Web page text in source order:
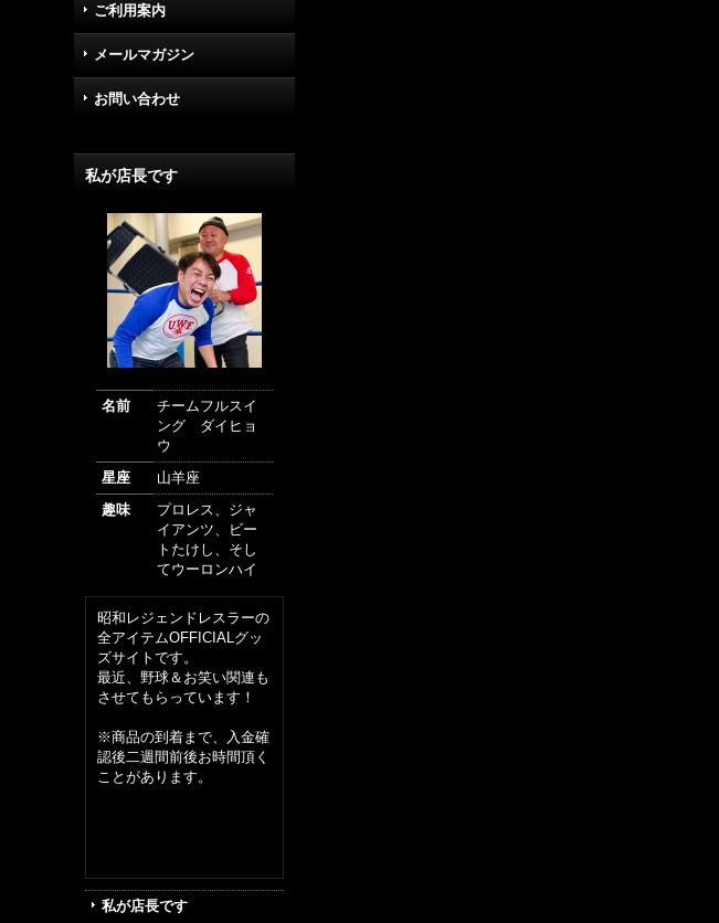
ご利用案内
メールマガジン
お問い合わせ
私が店長です
名前
チームフルスイ
ング ダイヒョ
ウ
星座
山羊座
趣味
プロレス、ジャ
イアンツ、ビー
トたけし、そし
てウーロンハイ
昭和レジェンドレスラーの
全アイテムOFFICIALグッ
ズサイトです。
最近、野球＆お笑い関連も
させてもらっています！
※商品の到着まで、入金確
認後二週間前後お時間頂く
ことがあります。
私が店長です